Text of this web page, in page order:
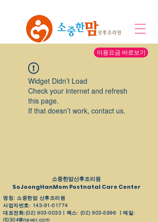
이용요금 바로보기
Widget Didn’t Load
Check your internet and refresh
this page.
If that doesn’t work, contact us.
​소중한맘산후조리원
SoJoongHanMom Postnatal Care Center
명칭: 소중한맘 산후조리원
사업자번호: 143-91-01774
대표전화:(02) 903-0033 ㅣ팩스: (02) 903-5996 ㅣ메일:
if0304@naver.com